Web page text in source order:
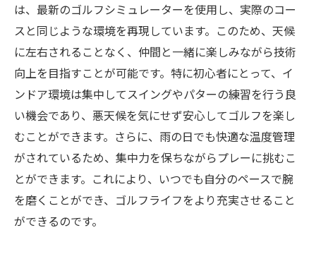
は、最新のゴルフシミュレーターを使用し、実際のコー
スと同じような環境を再現しています。このため、天候
に左右されることなく、仲間と一緒に楽しみながら技術
向上を目指すことが可能です。特に初心者にとって、イ
ンドア環境は集中してスイングやパターの練習を行う良
い機会であり、悪天候を気にせず安心してゴルフを楽し
むことができます。さらに、雨の日でも快適な温度管理
がされているため、集中力を保ちながらプレーに挑むこ
とができます。これにより、いつでも自分のペースで腕
を磨くことができ、ゴルフライフをより充実させること
ができるのです。